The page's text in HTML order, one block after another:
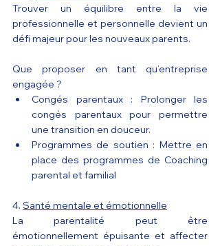
Trouver un équilibre entre la vie
professionnelle et personnelle devient un
défi majeur pour les nouveaux parents.
Que proposer en tant qu’entreprise
engagée ?
Congés parentaux : Prolonger les
congés parentaux pour permettre
une transition en douceur.
Programmes de soutien : Mettre en
place des programmes de Coaching
parental et familial
4. Santé mentale et émotionnelle
La parentalité peut être
émotionnellement épuisante et affecter